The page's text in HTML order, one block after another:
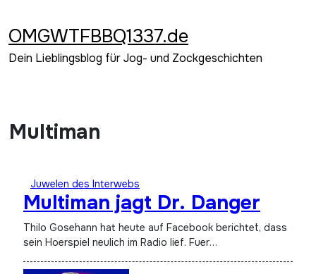
springen
OMGWTFBBQ1337.de
Dein Lieblingsblog für Jog- und Zockgeschichten
Multiman
Juwelen des Interwebs
Multiman jagt Dr. Danger
Thilo Gosehann hat heute auf Facebook berichtet, dass
sein Hoerspiel neulich im Radio lief. Fuer…